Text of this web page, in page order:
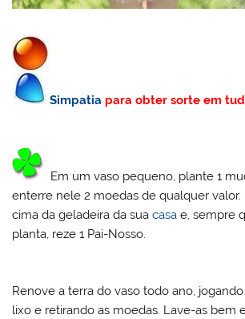
Simpatia para obter sorte em
Em um vaso pequeno, plante 1
enterre nele 2 moedas de qualquer
cima da geladeira da suacasa e, sempre
planta, reze 1 Pai-Nosso.
Renove a terra do vaso todo ano,
lixo e retirando as moedas. Lave-as bem